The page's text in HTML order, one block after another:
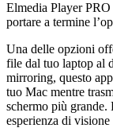
Elmedia Player
portare a termine
Una delle opzioni
file dal tuo laptop al
mirroring, questo
tuo Mac mentre
schermo più grande.
esperienza di visione